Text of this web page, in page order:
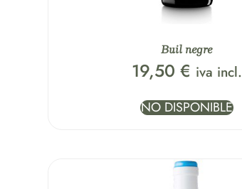
Buil negre
19,50 € iva incl.
NO DISPONIBLE